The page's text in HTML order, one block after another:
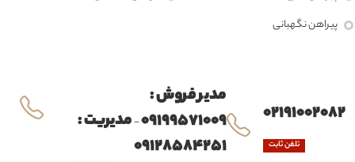
پیراهن نگهبانی
02191002082
تلفن ثابت
مدیر فروش :
09199571009
-مدیریت :
09128584251